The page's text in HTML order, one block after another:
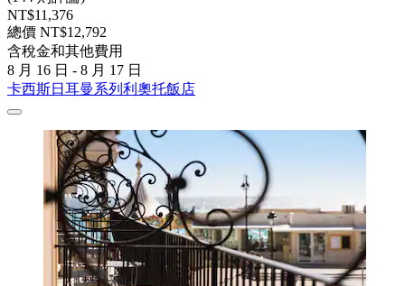
NT$11,376
總價 NT$12,792
含稅金和其他費用
8 月 16 日 - 8 月 17 日
卡西斯日耳曼系列利奧托飯店